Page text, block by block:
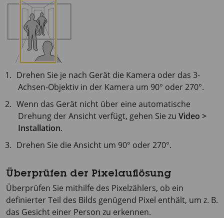
Drehen Sie je nach Gerät die Kamera oder das 3-
Achsen-Objektiv in der Kamera um 90° oder 270°.
Wenn das Gerät nicht über eine automatische
Drehung der Ansicht verfügt, gehen Sie zu Video >
Installation.
Drehen Sie die Ansicht um 90° oder 270°.
Überprüfen der Pixelauflösung
Überprüfen Sie mithilfe des Pixelzählers, ob ein
definierter Teil des Bilds genügend Pixel enthält, um z. B.
das Gesicht einer Person zu erkennen.